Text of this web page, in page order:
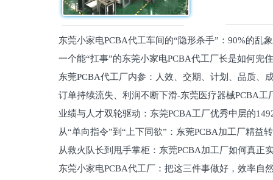
东莞小家电PCBA代工车间的“隐形杀手”：90%的乱
员工一个能“扛事”的东莞小家电PCBA代工厂长是如何兜
东莞PCBA代工厂内参：人效、交期、计划、品质
维锁客法则
订单持续流失、利润不断下滑-东莞医疗器械PCBA工
理死穴必须堵住
业绩与人才双轮驱动：东莞PCBA工厂优秀中层的
从“单向指令”到“上下同欲”：东莞PCBA加工厂精益
关键从救火队长到甩手掌柜：东莞PCBA加工厂如何真正
东莞小家电PCBA代工厂：把这三件事做好，效率自